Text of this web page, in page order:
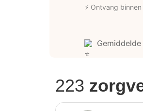
⚡ Ontvang
223